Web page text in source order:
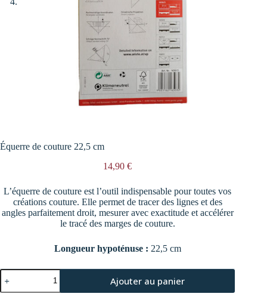
Équerre de couture 22,5 cm
14,90€
L’équerre de couture est l’outil indispensable pour toutes vos
créations couture. Elle permet de tracer des lignes et des
angles parfaitement droit, mesurer avec exactitude et accélérer
le tracé des marges de couture.
Longueur hypoténuse : 22,5 cm
quantité
de
Équerre
Ajouter au panier